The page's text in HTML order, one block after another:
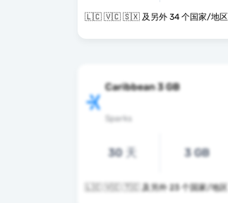
🇱🇨 🇻🇨 🇸🇽 及另外 34 个国家/地区
Caribbean 3 GB
Sparks
30 天 3 GB
🇱🇨 🇻🇨 🇹🇨 及另外 23 个国家/地区